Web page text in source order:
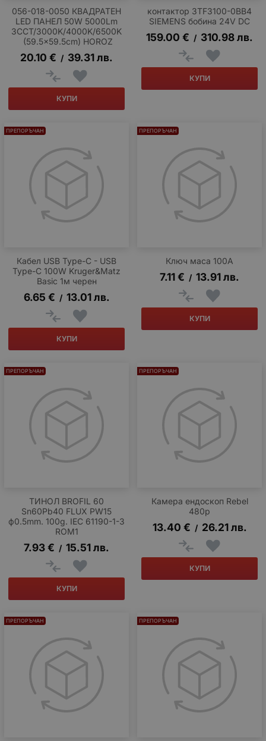
056-018-0050 КВАДРАТЕН
LED ПАНЕЛ 50W 5000Lm
3CCT/3000K/4000K/6500K
(59.5x59.5cm) HOROZ
20.10 € / 39.31лв.
КУПИ
контактор 3TF3100-0BB4
SIEMENS бобина 24V DC
159.00 € / 310.98лв.
КУПИ
Кабел USB Type-C - USB
Type-C 100W Kruger&Matz
Basic 1м черен
6.65 € / 13.01 лв.
КУПИ
ПРЕПОРЪЧАН
Ключ маса 100A
7.11€ / 13.91лв.
КУПИ
ПРЕПОРЪЧАН
ТИНОЛ BROFIL 60
Sn60Pb40 FLUX PW15
ф0.5mm. 100g. IEC 61190-1-3
ROM1
7.93€ / 15.51лв.
КУПИ
ПРЕПОРЪЧАН
Камера ендоскоп Rebel
480p
13.40 € / 26.21 лв.
КУПИ
ПРЕПОРЪЧАН
ПРЕПОРЪЧАН ПРЕПОРЪЧАН